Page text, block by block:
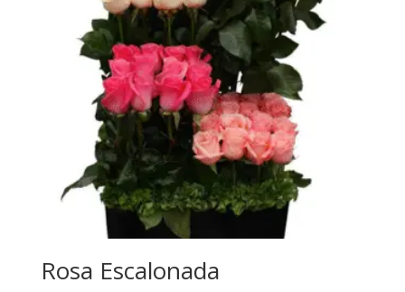
Rosa Escalonada